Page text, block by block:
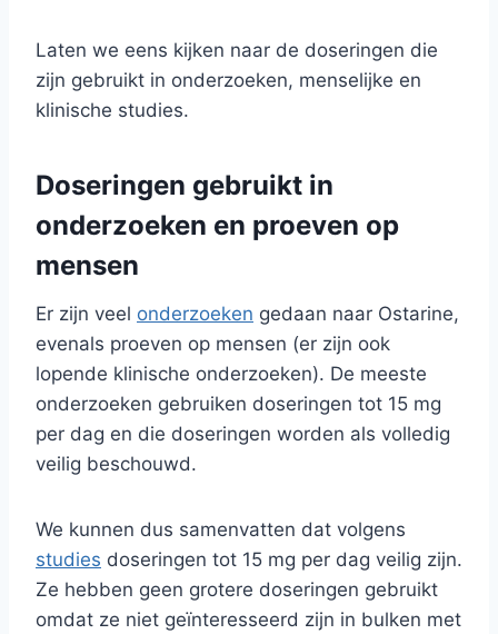
Laten we eens kijken naar de doseringen die
zijn gebruikt in onderzoeken, menselijke en
klinische studies.
Doseringen gebruikt in
onderzoeken en proeven op
mensen
Er zijn veel onderzoeken gedaan naar Ostarine,
evenals proeven op mensen (er zijn ook
lopende klinische onderzoeken). De meeste
onderzoeken gebruiken doseringen tot 15 mg
per dag en die doseringen worden als volledig
veilig beschouwd.
We kunnen dus samenvatten dat volgens
studies doseringen tot 15 mg per dag veilig zijn.
Ze hebben geen grotere doseringen gebruikt
omdat ze niet geïnteresseerd zijn in bulken met